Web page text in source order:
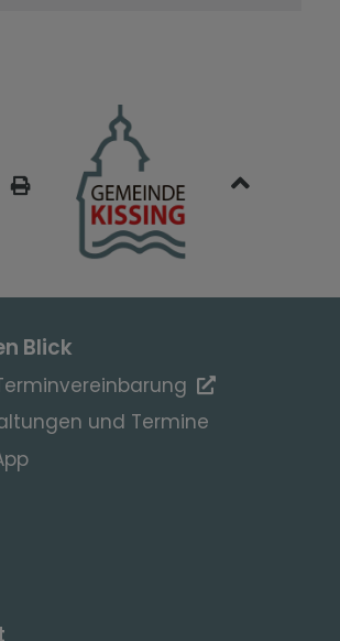
Blick
und Termine